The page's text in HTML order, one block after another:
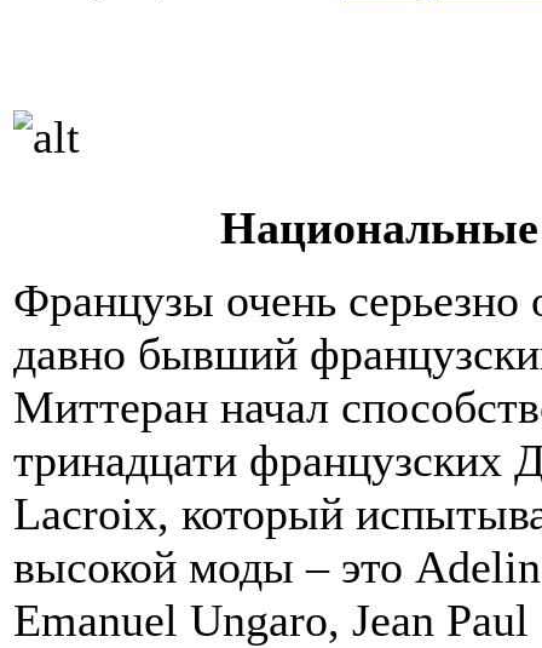
Французы очень серьезно
давно бывший
Миттеран начал
тринадцати
Lacroix, который
высокой моды – это
Emanuel Ungaro, Jean